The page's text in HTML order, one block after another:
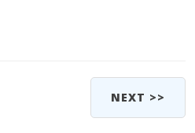
NEXT >>